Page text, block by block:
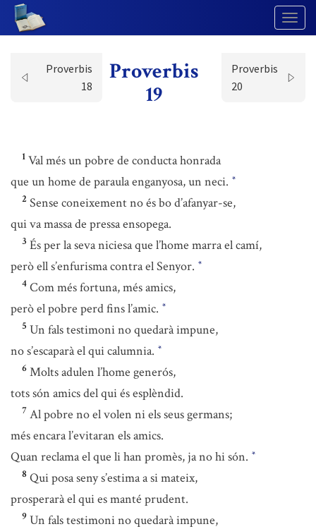
Proverbis
18
Proverbis
19
Proverbis
20
1 Val més un pobre de conducta honrada
que un home de paraula enganyosa, un neci. *
2 Sense coneixement no és bo d’afanyar-se,
qui va massa de pressa ensopega.
3 És per la seva niciesa que l’home marra el camí,
però ell s’enfurisma contra el Senyor. *
4 Com més fortuna, més amics,
però el pobre perd fins l’amic. *
5 Un fals testimoni no quedarà impune,
no s’escaparà el qui calumnia. *
6 Molts adulen l’home generós,
tots són amics del qui és esplèndid.
7 Al pobre no el volen ni els seus germans;
més encara l’evitaran els amics.
Quan reclama el que li han promès, ja no hi són. *
8 Qui posa seny s’estima a si mateix,
prosperarà el qui es manté prudent.
9 Un fals testimoni no quedarà impune,